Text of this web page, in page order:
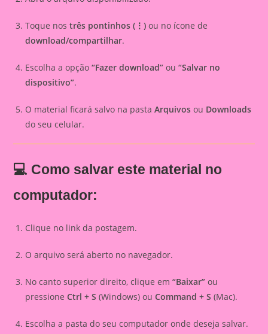
Toque nostrês pontinhos (⋮) ou no ícone de
download/compartilhar.
Escolha a opção“Fazer download” ou“Salvar no
dispositivo”.
O material ficará salvo na pastaArquivos ou Downloads
do seu celular.
💻 Como salvar este material no
computador:
Clique no link da postagem.
O arquivo será aberto no navegador.
No canto superior direito, clique em“Baixar” ou
pressioneCtrl + S (Windows) ouCommand + S (Mac).
Escolha a pasta do seu computador onde deseja salvar.